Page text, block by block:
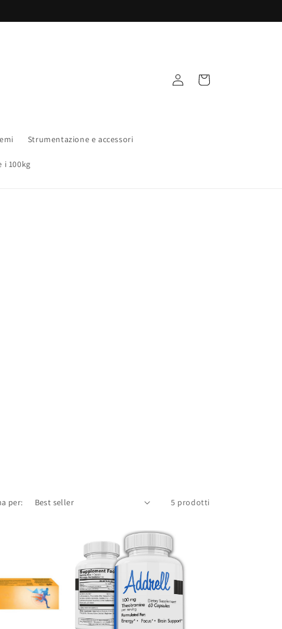
Strumentazione e accessori
i 100kg
Accedi Carrello
per: 5 prodotti